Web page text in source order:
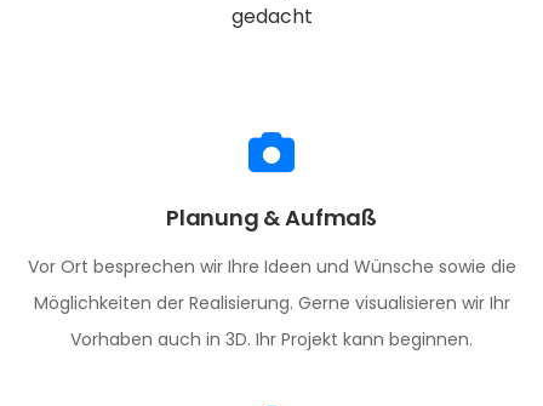
gedacht
Planung & Aufmaß
Vor Ort besprechen wir Ihre Ideen und Wünsche sowie die
Möglichkeiten der Realisierung. Gerne visualisieren wir Ihr
Vorhaben auch in 3D. Ihr Projekt kann beginnen.